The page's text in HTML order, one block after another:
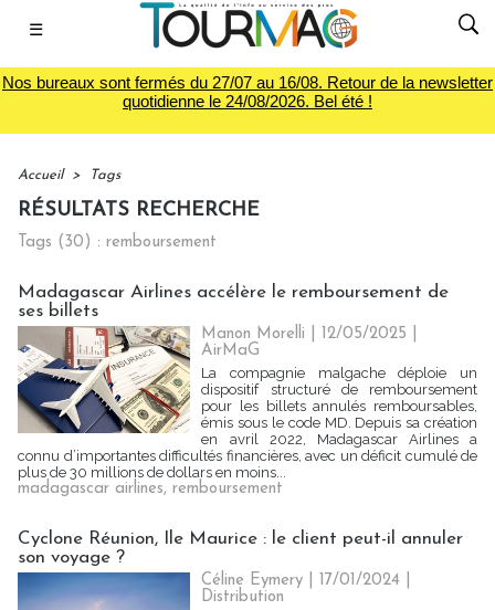
☰
Nos bureaux sont fermés du 27/07 au 16/08. Retour de la newsletter
quotidienne le 24/08/2026. Bel été !
Accueil > Tags
RÉSULTATS RECHERCHE
Tags (30) : remboursement
Madagascar Airlines accélère le remboursement de
ses billets
Manon Morelli | 12/05/2025
AirMaG
La compagnie malgache déploie un
dispositif structuré de remboursement
pour les billets annulés remboursables,
émis sous le code MD. Depuis sa création
en avril 2022, Madagascar Airlines a
connu d’importantes difficultés financières, avec un déficit cumulé de
plus de 30 millions de dollars en moins...
madagascar airlines, remboursement
Cyclone Réunion, Ile Maurice : le client peut-il annuler
son voyage ?
Céline Eymery | 17/01/2024
Distribution